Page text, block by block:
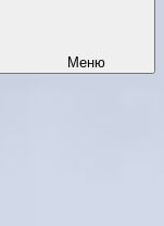
Меню